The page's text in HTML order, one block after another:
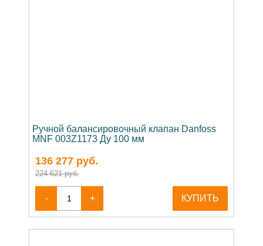
Ручной балансировочный клапан Danfoss
MNF 003Z1173 Ду 100 мм
136 277 руб.
224 621 руб.
- + КУПИТЬ